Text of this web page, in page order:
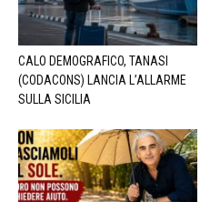
CALO DEMOGRAFICO, TANASI
(CODACONS) LANCIA L’ALLARME
SULLA SICILIA